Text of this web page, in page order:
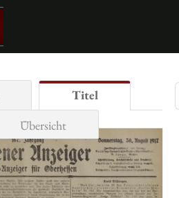
Titel
Übersicht